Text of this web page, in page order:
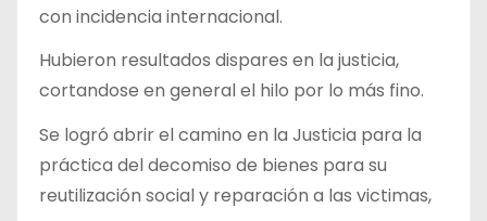
con incidencia internacional.
Hubieron resultados dispares en la justicia,
cortandose en general el hilo por lo más fino.
Se logró abrir el camino en la Justicia para la
práctica del decomiso de bienes para su
reutilización social y reparación a las victimas,